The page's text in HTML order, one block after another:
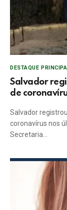
DESTAQUE
Salvador
de
Salvador
coronavírus nos
Secretaria…